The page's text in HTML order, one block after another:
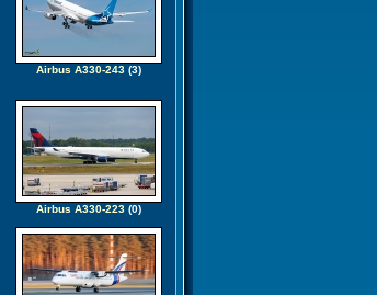
Airbus A330-243 (3)
Airbus A330-223 (0)